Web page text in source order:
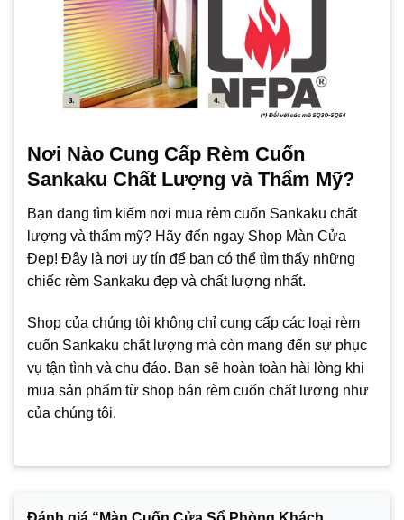
Nơi Nào Cung Cấp Rèm Cuốn
Sankaku Chất Lượng và Thẩm Mỹ?
Bạn đang tìm kiếm nơi mua rèm cuốn Sankaku chất
lượng và thẩm mỹ? Hãy đến ngay Shop Màn Cửa
Đẹp! Đây là nơi uy tín để bạn có thể tìm thấy những
chiếc rèm Sankaku đẹp và chất lượng nhất.
Shop của chúng tôi không chỉ cung cấp các loại rèm
cuốn Sankaku chất lượng mà còn mang đến sự phục
vụ tận tình và chu đáo. Bạn sẽ hoàn toàn hài lòng khi
mua sản phẩm từ shop bán rèm cuốn chất lượng như
của chúng tôi.